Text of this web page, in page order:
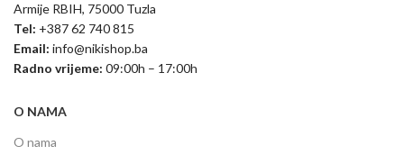
Armije RBIH, 75000 Tuzla
Tel: +387 62 740 815
Email: info@nikishop.ba
Radno vrijeme: 09:00h – 17:00h
O NAMA
O nama